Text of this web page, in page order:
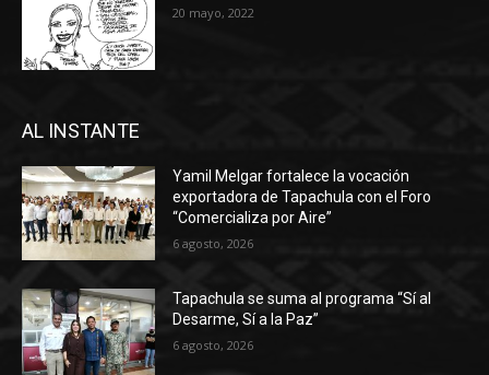
20 mayo, 2022
AL INSTANTE
Yamil Melgar fortalece la vocación
exportadora de Tapachula con el Foro
“Comercializa por Aire”
6 agosto, 2026
Tapachula se suma al programa “Sí al
Desarme, Sí a la Paz”
6 agosto, 2026